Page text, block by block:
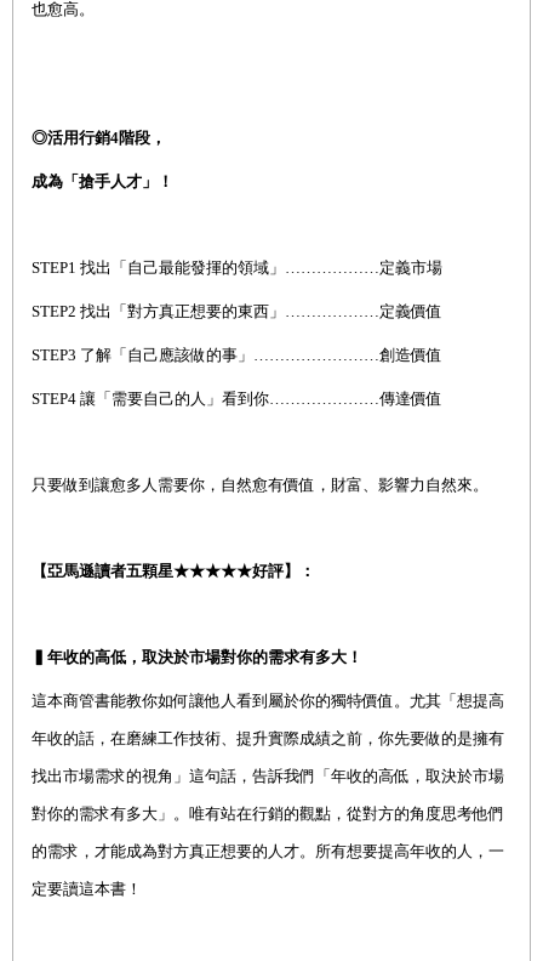
也愈高。
◎活用行銷4階段，
成為「搶手人才」！
STEP1 找出「自己最能發揮的領域」………………定義市場
STEP2 找出「對方真正想要的東西」………………定義價值
STEP3 了解「自己應該做的事」……………………創造價值
STEP4 讓「需要自己的人」看到你…………………傳達價值
只要做到讓愈多人需要你，自然愈有價值，財富、影響力自然來。
【亞馬遜讀者五顆星★★★★★好評】：
▍年收的高低，取決於市場對你的需求有多大！
這本商管書能教你如何讓他人看到屬於你的獨特價值。尤其「想提高
年收的話，在磨練工作技術、提升實際成績之前，你先要做的是擁有
找出市場需求的視角」這句話，告訴我們「年收的高低，取決於市場
對你的需求有多大」。唯有站在行銷的觀點，從對方的角度思考他們
的需求，才能成為對方真正想要的人才。所有想要提高年收的人，一
定要讀這本書！